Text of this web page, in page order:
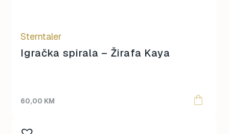
Sterntaler
Igračka spirala – Žirafa Kaya
60,00 KM